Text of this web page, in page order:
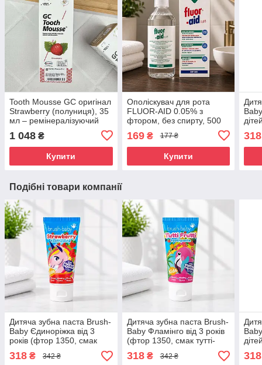
Tooth Mousse GC оригінал
Strawberry (полуниця), 35
мл – ремінералізуючий
чутливості, без фтору
1 048 ₴
Купити
Ополіскувач для рота
FLUOR-AID 0.05% з
фтором, без спирту, 500
мл — для дітей від 6 років
і дорослих
169₴ 177 ₴
Купити
318
Подібні товари компанії
Дитяча зубна паста Brush-
Baby Єдиноріжка від 3
років (фтор 1350, смак
полуниці) 50 мл
318 ₴ 342 ₴
Дитяча зубна паста Brush-
Baby Фламінго від 3 років
(фтор 1350, смак тутті-
фрутті) 50 мл
318₴ 342 ₴ 318